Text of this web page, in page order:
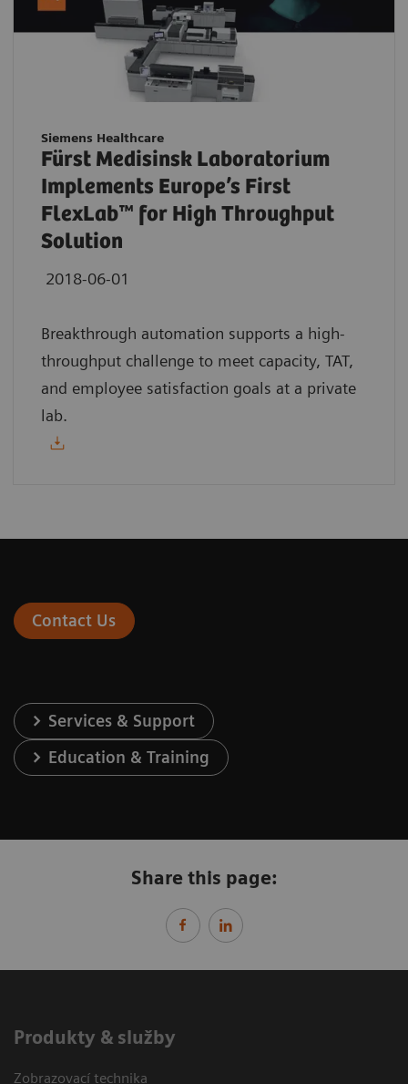
Siemens Healthcare
Fürst Medisinsk Laboratorium
Implements Europe’s First
FlexLab™ for High Throughput
Solution
2018-06-01
Breakthrough automation supports a high-
throughput challenge to meet capacity, TAT,
and employee satisfaction goals at a private
lab.
Contact Us
Services & Support
Education & Training
Share this page:
Produkty & služby
Zobrazovací technika